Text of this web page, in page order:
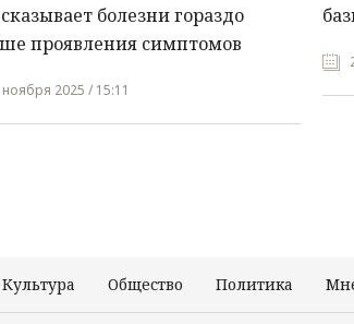
болезни гораздо
проявления симптомов
ноября 2025 / 15:11
Культура Общество Политика